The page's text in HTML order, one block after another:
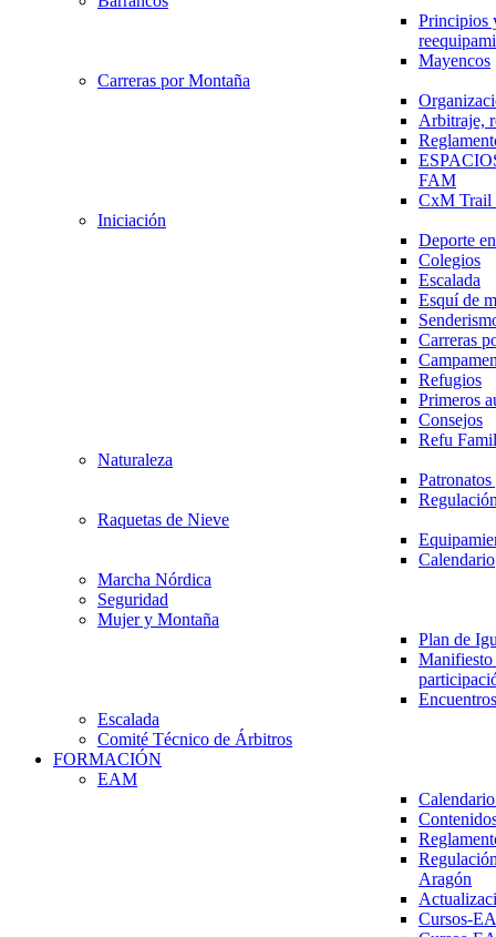
Principios
Mayencos
Carreras por Montaña
Arbitraje,
FAM
CxM
Iniciación
Deporte
Colegios
Escalada
Esquí de
Carreras
Refugios
Primeros
Consejos
Refu
Naturaleza
Raquetas de Nieve
Calendario
Marcha Nórdica
Seguridad
Mujer y Montaña
Plan de
Escalada
Comité Técnico de Árbitros
FORMACIÓN
EAM
Aragón
Cursos-